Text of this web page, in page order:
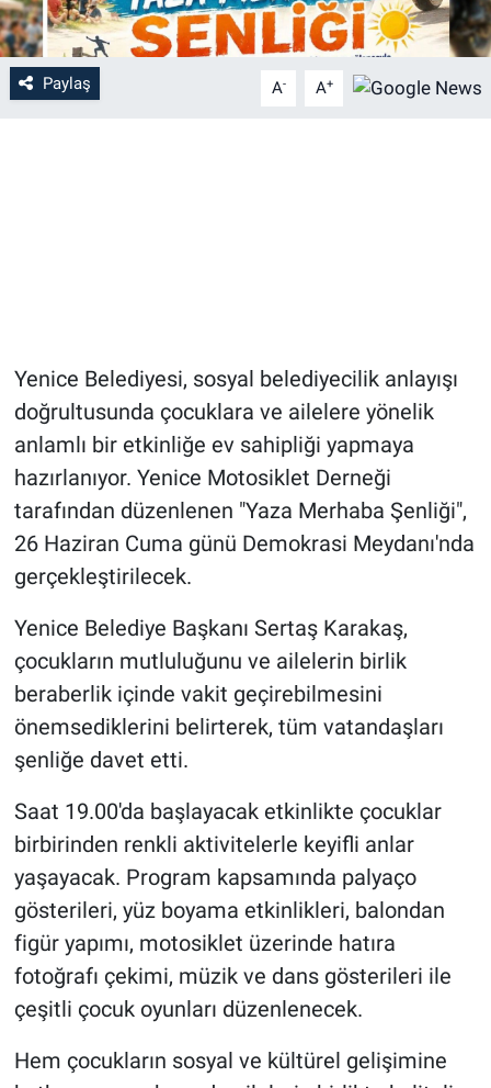
Paylaş A- A+
Yenice Belediyesi, sosyal belediyecilik anlayışı
doğrultusunda çocuklara ve ailelere yönelik
anlamlı bir etkinliğe ev sahipliği yapmaya
hazırlanıyor. Yenice Motosiklet Derneği
tarafından düzenlenen "Yaza Merhaba Şenliği",
26 Haziran Cuma günü Demokrasi Meydanı'nda
gerçekleştirilecek.
Yenice Belediye Başkanı Sertaş Karakaş,
çocukların mutluluğunu ve ailelerin birlik
beraberlik içinde vakit geçirebilmesini
önemsediklerini belirterek, tüm vatandaşları
şenliğe davet etti.
Saat 19.00'da başlayacak etkinlikte çocuklar
birbirinden renkli aktivitelerle keyifli anlar
yaşayacak. Program kapsamında palyaço
gösterileri, yüz boyama etkinlikleri, balondan
figür yapımı, motosiklet üzerinde hatıra
fotoğrafı çekimi, müzik ve dans gösterileri ile
çeşitli çocuk oyunları düzenlenecek.
Hem çocukların sosyal ve kültürel gelişimine